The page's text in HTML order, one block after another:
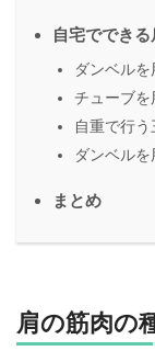
自宅でできる
ダンベル
チューブを
自重で行
ダンベル
まとめ
肩の筋肉の